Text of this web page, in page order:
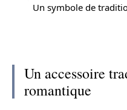
Un symbole de
Un accessoire
romantique